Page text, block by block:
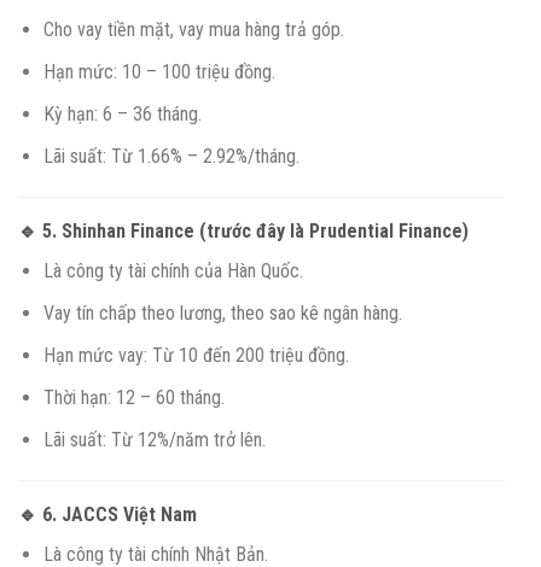
Cho vay tiền mặt, vay mua hàng trả góp.
Hạn mức: 10 – 100 triệu đồng.
Kỳ hạn: 6 – 36 tháng.
Lãi suất: Từ 1.66% – 2.92%/tháng.
🔹 5. Shinhan Finance (trước đây là Prudential Finance)
Là công ty tài chính của Hàn Quốc.
Vay tín chấp theo lương, theo sao kê ngân hàng.
Hạn mức vay: Từ 10 đến 200 triệu đồng.
Thời hạn: 12 – 60 tháng.
Lãi suất: Từ 12%/năm trở lên.
🔹 6. JACCS Việt Nam
Là công ty tài chính Nhật Bản.